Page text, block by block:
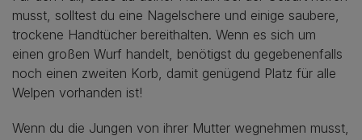
musst, solltest du eine Nagelschere und einige saubere,
trockene Handtücher bereithalten. Wenn es sich um
einen großen Wurf handelt, benötigst du gegebenenfalls
noch einen zweiten Korb, damit genügend Platz für alle
Welpen vorhanden ist!
Wenn du die Jungen von ihrer Mutter wegnehmen musst,